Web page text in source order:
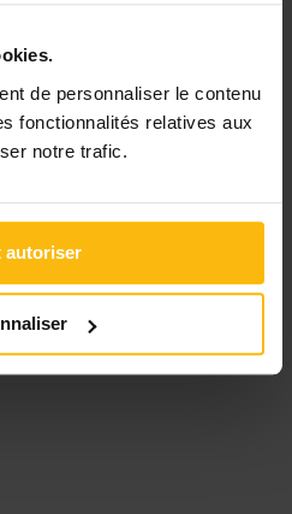
de personnaliser le contenu
fonctionnalités relatives aux
notre trafic.
autoriser
plein de bon sens. En le lisant je
nous ne soyons pas plus
Avez vous tenté de contacter des